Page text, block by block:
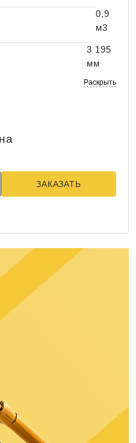
0,9
м3
3 195
мм
Раскрыть
ЗАКАЗАТЬ